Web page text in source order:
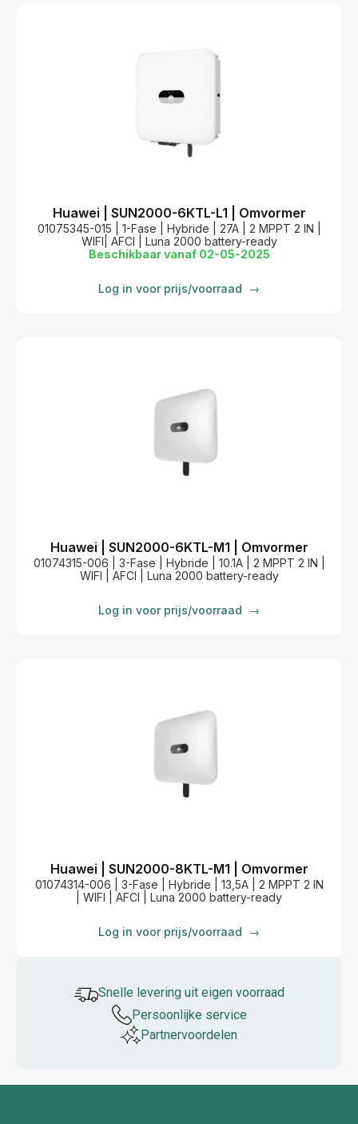
Huawei | SUN2000-6KTL-L1 | Omvormer
01075345-015 | 1-Fase | Hybride | 27A | 2 MPPT 2 IN |
WIFI| AFCI | Luna 2000 battery-ready
Beschikbaar vanaf 02-05-2025
Log in voor prijs/voorraad →
Huawei | SUN2000-6KTL-M1 | Omvormer
01074315-006 | 3-Fase | Hybride | 10.1A | 2 MPPT 2 IN |
WIFI | AFCI | Luna 2000 battery-ready
Log in voor prijs/voorraad →
Huawei | SUN2000-8KTL-M1 | Omvormer
01074314-006 | 3-Fase | Hybride | 13,5A | 2 MPPT 2 IN
| WIFI | AFCI | Luna 2000 battery-ready
Log in voor prijs/voorraad →
Snelle levering uit eigen voorraad
Persoonlijke service
Partner­voordelen